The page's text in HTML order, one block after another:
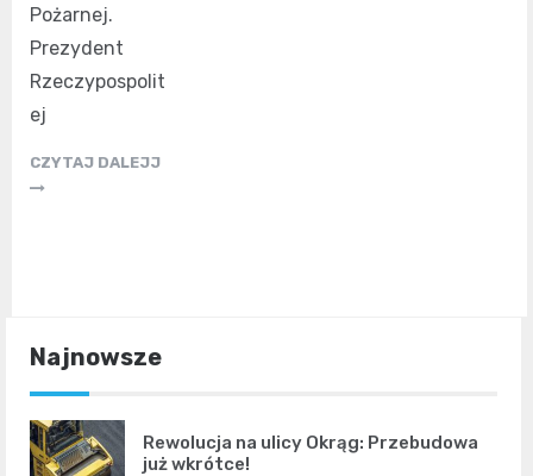
Pożarnej.
Prezydent
Rzeczypospolit
ej
CZYTAJ DALEJJ
Najnowsze
Rewolucja na ulicy Okrąg: Przebudowa
już wkrótce!